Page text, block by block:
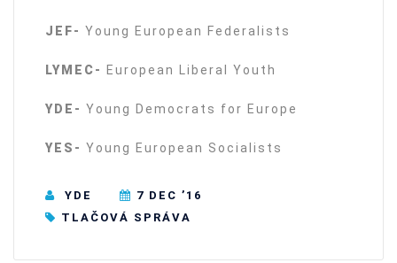
JEF- Young European Federalists
LYMEC- European Liberal Youth
YDE- Young Democrats for Europe
YES- Young European Socialists
YDE
7 DEC ’16
TLAČOVÁ SPRÁVA